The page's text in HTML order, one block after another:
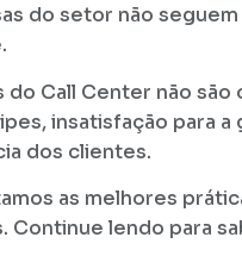
do setor não seguem
Call Center não são
insatisfação para a
dos clientes.
as melhores
Continue lendo para